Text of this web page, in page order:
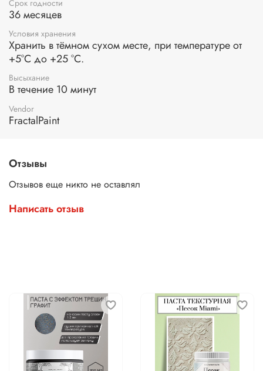
Срок годности
36 месяцев
Условия хранения
Хранить в тёмном сухом месте, при температуре от
+5°С до +25 °С.
Высыхание
В течение 10 минут
Vendor
FractalPaint
Отзывы
Отзывов еще никто не оставлял
Написать отзыв